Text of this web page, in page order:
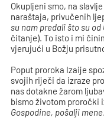
Okupljeni smo, na
naraštaja, privučenih
su nam predali što su
čitanje). To isto i mi
vjerujući u Božju
Poput proroka Izaije
svojih riječi da izraze
nas dotakne žarom
bismo životom proročki
Gospodine, pošalji